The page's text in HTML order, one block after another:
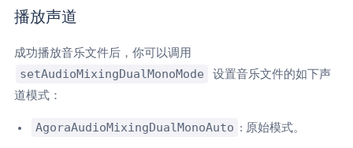
播放声道
成功播放音乐文件后，你可以调用
setAudioMixingDualMonoMode
设置音乐文件的如下声
道模式：
AgoraAudioMixingDualMonoAuto : 原始模式。